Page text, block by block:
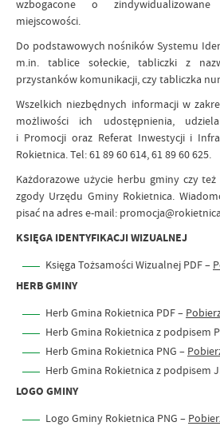
wzbogacone o
miejscowości.
Do podstawowych nośników Systemu
m.in. tablice sołeckie, tabliczki z
przystanków komunikacji, czy tabliczka
Wszelkich niezbędnych informacji w
możliwości ich udostępnienia,
i Promocji oraz Referat Inwestycji i
Rokietnica. Tel: 61 89 60 614, 61 89 60 625.
Każdorazowe użycie herbu gminy czy
zgody Urzędu Gminy Rokietnica.
pisać na adres e-mail:
KSIĘGA IDENTYFIKACJI WIZUALNEJ
Księga Tożsamości Wizualnej PDF –
HERB GMINY
Herb Gmina Rokietnica PDF –
Herb Gmina Rokietnica z podpisem
Herb Gmina Rokietnica PNG –
Herb Gmina Rokietnica z podpisem
LOGO GMINY
Logo Gminy Rokietnica PNG –